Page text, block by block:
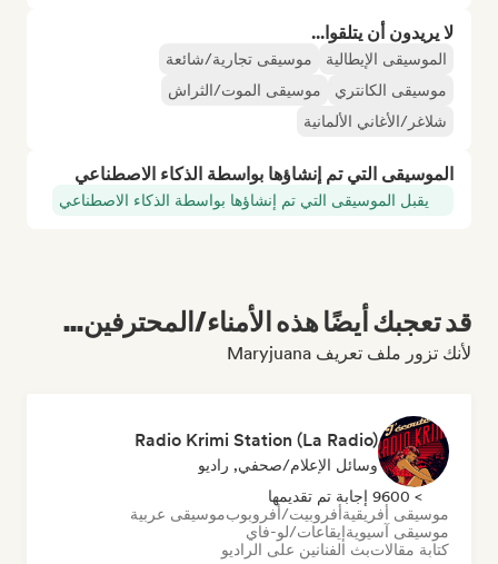
لا يريدون أن يتلقوا...
الموسيقى الإيطالية
موسيقى تجارية/شائعة
موسيقى الكانتري
موسيقى الموت/الثراش
شلاغر/الأغاني الألمانية
الموسيقى التي تم إنشاؤها بواسطة الذكاء الاصطناعي
يقبل الموسيقى التي تم إنشاؤها بواسطة الذكاء الاصطناعي
قد تعجبك أيضًا هذه الأمناء/المحترفين...
لأنك تزور ملف تعريف Maryjuana
Radio Krimi Station (La Radio)
وسائل الإعلام/صحفي, راديو
> 9600 إجابة تم تقديمها
موسيقى أفريقيةأفروبيت/أفروبوبموسيقى عربية
موسيقى آسيويةإيقاعات/لو-فاي
كتابة مقالاتبث الفنانين على الراديو